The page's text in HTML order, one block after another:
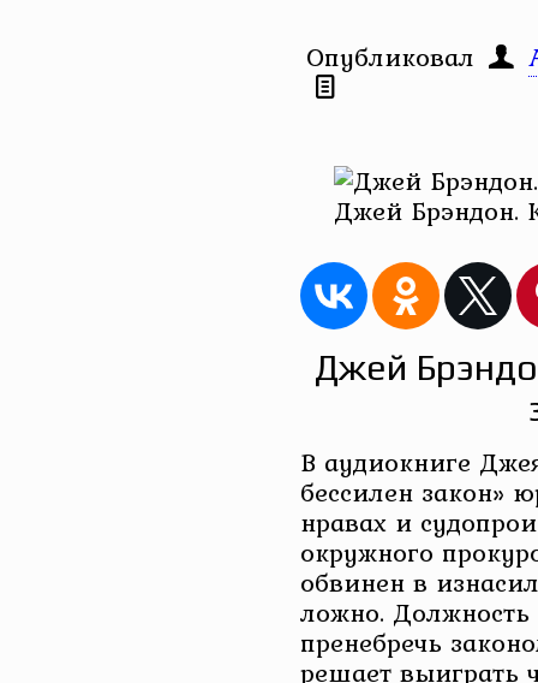
Опубликовал
Джей Брэндон.
Джей
В аудиокниге
бессилен закон»
нравах и
окружного
обвинен в
ложно. Должность
пренебречь
решает выиграть